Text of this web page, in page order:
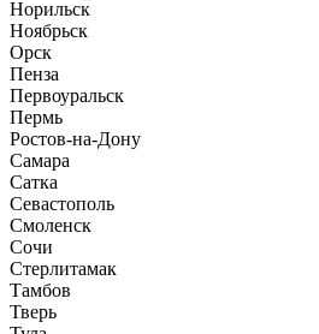
Норильск
Ноябрьск
Орск
Пенза
Первоуральск
Пермь
Ростов-на-Дону
Самара
Сатка
Севастополь
Смоленск
Сочи
Стерлитамак
Тамбов
Тверь